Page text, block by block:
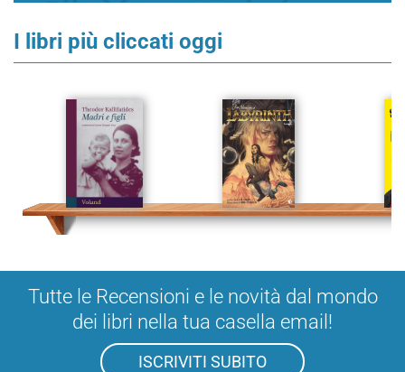
I libri più cliccati oggi
Tutte le Recensioni e le novità dal mondo
dei libri nella tua casella email!
ISCRIVITI SUBITO